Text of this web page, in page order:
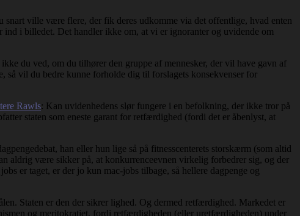
snart ville være flere, der fik deres udkomme via det offentlige, hvad enten
i billedet. Det handler ikke om, at vi er ignoranter og uvidende om
du ved, om du tilhører den gruppe af mennesker, der vil have gavn af
så vil du bedre kunne forholde dig til forslagets konsekvenser for
Rawls: Kan uvidenhedens slør fungere i en befolkning, der ikke tror på
staten som eneste garant for retfærdighed (fordi det er åbenlyst, at
han eller hun lige så på fitnesscenterets storskærm (som altid
aldrig være sikker på, at konkurrenceevnen virkelig forbedrer sig, og der
er taget, er der jo kun mac-jobs tilbage, så hellere dagpenge og
Staten er den der sikrer lighed. Og dermed retfærdighed. Markedet er
og meritokratiet, fordi retfærdigheden (eller uretfærdigheden) under